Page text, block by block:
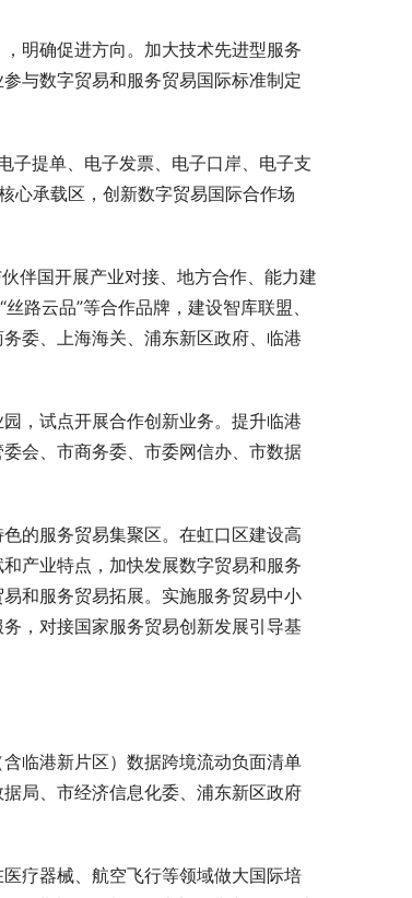
明确促进方向。加大技术先进型服务
与数字贸易和服务贸易国际标准制定
子提单、电子发票、电子口岸、电子支
心承载区，创新数字贸易国际合作场
伴国开展产业对接、地方合作、能力建
路云品”等合作品牌，建设智库联盟、
委、上海海关、浦东新区政府、临港
，试点开展合作创新业务。提升临港
会、市商务委、市委网信办、市数据
的服务贸易集聚区。在虹口区建设高
产业特点，加快发展数字贸易和服务
和服务贸易拓展。实施服务贸易中小
，对接国家服务贸易创新发展引导基
临港新片区）数据跨境流动负面清单
局、市经济信息化委、浦东新区政府
疗器械、航空飞行等领域做大国际培